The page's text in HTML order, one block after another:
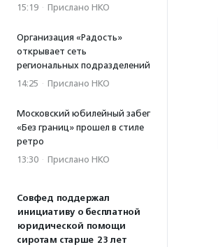
15:19 · Прислано НКО
Организация «Радость»
открывает сеть
региональных подразделений
14:25 · Прислано НКО
Московский юбилейный забег
«Без границ» прошел в стиле
ретро
13:30 · Прислано НКО
Совфед поддержал
инициативу о бесплатной
юридической помощи
сиротам старше 23 лет